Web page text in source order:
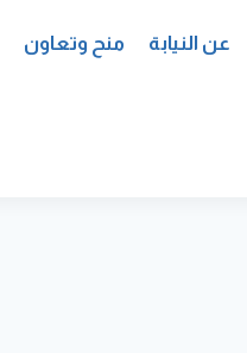
عن النيابة منح وتعاون